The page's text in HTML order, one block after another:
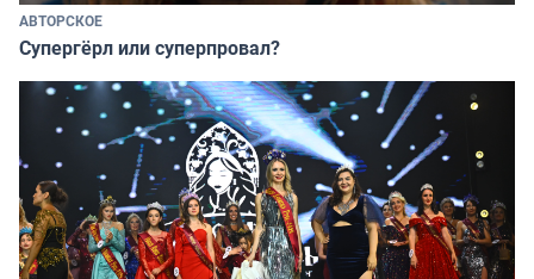
АВТОРСКОЕ
Супергёрл или суперпровал?